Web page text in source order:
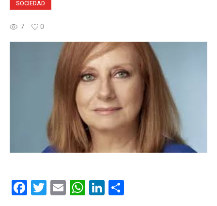
SOCIEDAD
7 0
FacebookTwitterEmail WhatsAppLinkedIn